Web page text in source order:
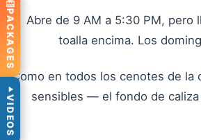
Abre de 9 AM a 5:30 PM, pero
toalla encima. Los
Como en todos los cenotes de la
sensibles — el fondo de caliza
PACKAGES
VIDEOS